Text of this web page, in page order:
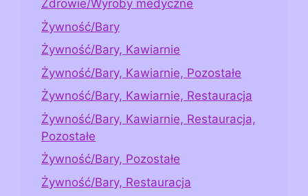
Zdrowie/Wyroby medyczne
Żywność/Bary
Żywność/Bary, Kawiarnie
Żywność/Bary, Kawiarnie, Pozostałe
Żywność/Bary, Kawiarnie, Restauracja
Żywność/Bary, Kawiarnie, Restauracja,
Pozostałe
Żywność/Bary, Pozostałe
Żywność/Bary, Restauracja